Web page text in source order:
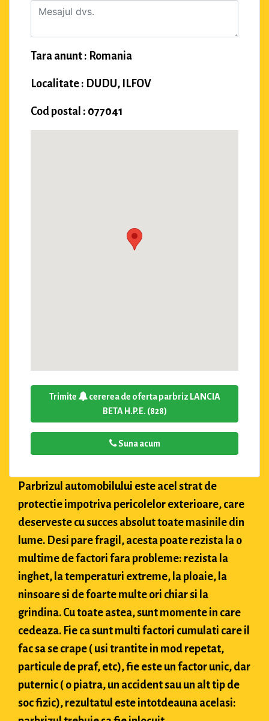
Tara anunt : Romania
Localitate : DUDU, ILFOV
Cod postal : 077041
Trimite
cererea de oferta parbriz LANCIA
BETA H.P.E. (828)
Suna acum
Parbrizul automobilului este acel strat de
protectie impotriva pericolelor exterioare, care
deserveste cu succes absolut toate masinile din
lume. Desi pare fragil, acesta poate rezista la o
multime de factori fara probleme: rezista la
inghet, la temperaturi extreme, la ploaie, la
ninsoare si de foarte multe ori chiar si la
grindina. Cu toate astea, sunt momente in care
cedeaza. Fie ca sunt multi factori cumulati care il
fac sa se crape ( usi trantite in mod repetat,
particule de praf, etc), fie este un factor unic, dar
puternic ( o piatra, un accident sau un alt tip de
soc fizic), rezultatul este intotdeauna acelasi: